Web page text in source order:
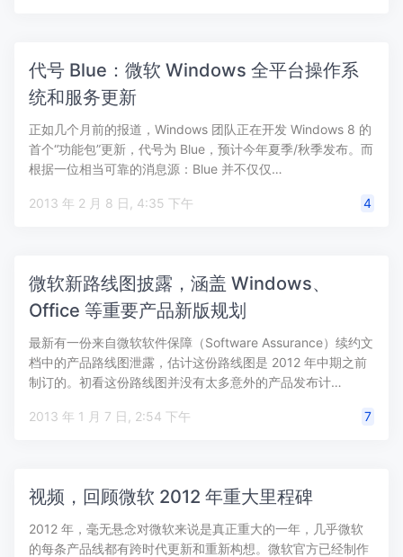
代号 Blue：微软 Windows 全平台操作系
统和服务更新
正如几个月前的报道，Windows 团队正在开发 Windows 8 的
首个“功能包”更新，代号为 Blue，预计今年夏季/秋季发布。而
根据一位相当可靠的消息源：Blue 并不仅仅…
2013 年 2 月 8 日, 4:35 下午 4
微软新路线图披露，涵盖 Windows、
Office 等重要产品新版规划
最新有一份来自微软软件保障（Software Assurance）续约文
档中的产品路线图泄露，估计这份路线图是 2012 年中期之前
制订的。初看这份路线图并没有太多意外的产品发布计…
2013 年 1 月 7 日, 2:54 下午 7
视频，回顾微软 2012 年重大里程碑
2012 年，毫无悬念对微软来说是真正重大的一年，几乎微软
的每条产品线都有跨时代更新和重新构想。微软官方已经制作